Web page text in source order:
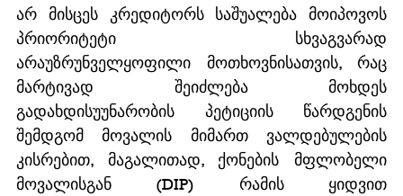
არ მისცეს კრედიტორს საშუალება მოიპოვოს
პრიორიტეტი სხვაგვარად
არაუზრუნველყოფილი მოთხოვნისათვის, რაც
მარტივად შეიძლება მოხდეს
გადახდისუუნარობის პეტიციის წარდგენის
შემდგომ მოვალის მიმართ ვალდებულების
კისრებით, მაგალითად, ქონების მფლობელი
მოვალისგან (DIP) რამის ყიდვით